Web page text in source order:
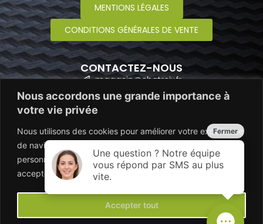
Nous accordons une grande importance à
votre vie privée
Nous utilisons des cookies pour améliorer votre expérience
de navigation, diffuser des publicités ou du contenu
personnalisés et analyser notre trafic. En cliquant sur "Tout
accepter", vous consentez à notre utilisation des cookies.
Accepter tout
MENTIONS LÉGALES
CONDITIONS GÉNÉRALES DE VENTE
CONTACTEZ-NOUS
magasin@chatreix.fr
02 48 64 69 71